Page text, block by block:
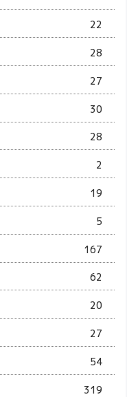
22
28
27
30
28
2
19
5
167
62
20
27
54
319